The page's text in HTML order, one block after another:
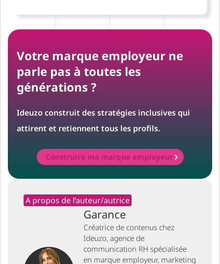
Votre marque employeur ne
parle pas à toutes les
générations ?
Ideuzo construit des stratégies inclusives qui
attirent et retiennent tous les profils.
Construire ma marque employeur
A propos de l’auteur/autrice
Garance
Créatrice de contenus chez
Ideuzo, agence de
communication RH spécialisée
en marque employeur, marketing